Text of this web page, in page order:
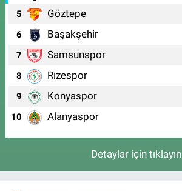
5 Göztepe
6 Başakşehir
7 Samsunspor
8 Rizespor
9 Konyaspor
10 Alanyaspor
Detaylar için tıklayın